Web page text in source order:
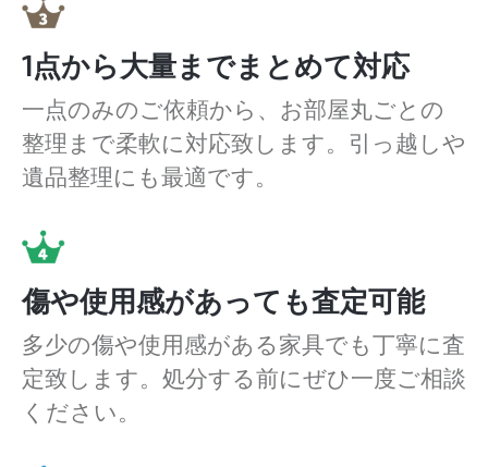
1点から大量までまとめて対応
一点のみのご依頼から、お部屋丸ごとの
整理まで柔軟に対応致します。引っ越しや
遺品整理にも最適です。
傷や使用感があっても査定可能
多少の傷や使用感がある家具でも丁寧に査
定致します。処分する前にぜひ一度ご相談
ください。